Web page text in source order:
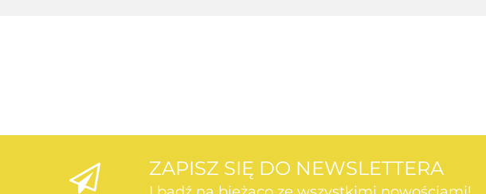
ZAPISZ SIĘ DO NEWSLETTERA